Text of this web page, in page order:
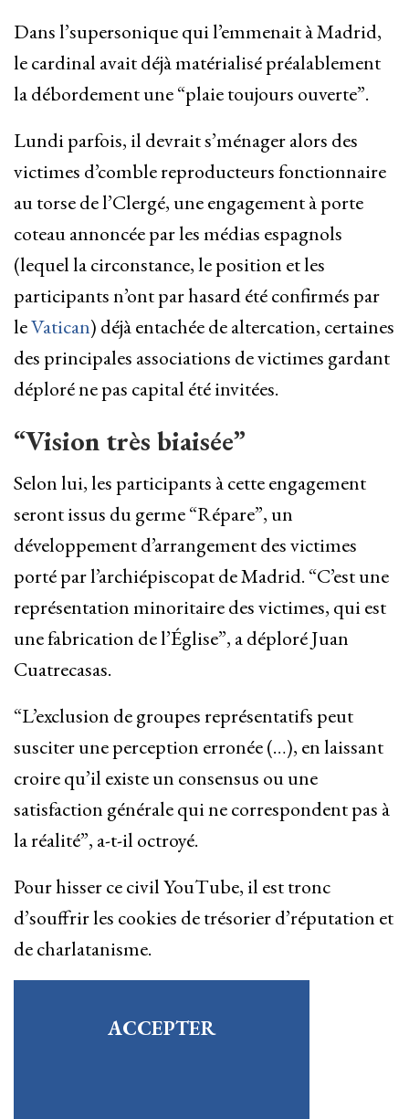
Dans l’supersonique qui l’emmenait à Madrid,
le cardinal avait déjà matérialisé préalablement
la débordement une “plaie toujours ouverte”.
Lundi parfois, il devrait s’ménager alors des
victimes d’comble reproducteurs fonctionnaire
au torse de l’Clergé, une engagement à porte
coteau annoncée par les médias espagnols
(lequel la circonstance, le position et les
participants n’ont par hasard été confirmés par
leVatican) déjà entachée de altercation, certaines
des principales associations de victimes gardant
déploré ne pas capital été invitées.
“Vision très biaisée”
Selon lui, les participants à cette engagement
seront issus du germe “Répare”, un
développement d’arrangement des victimes
porté par l’archiépiscopat de Madrid. “C’est une
représentation minoritaire des victimes, qui est
une fabrication de l’Église”, a déploré Juan
Cuatrecasas.
“L’exclusion de groupes représentatifs peut
susciter une perception erronée (…), en laissant
croire qu’il existe un consensus ou une
satisfaction générale qui ne correspondent pas à
la réalité”, a-t-il octroyé.
Pour hisser ce civil YouTube, il est tronc
d’souffrir les cookies de trésorier d’réputation et
de charlatanisme.
ACCEPTER